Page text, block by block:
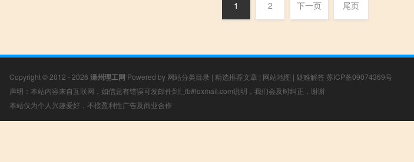
1 2 下一页 尾页
Copyright © 2012 - 2026 漳州理工网 Powered by 网站分类目录 | 精选推荐文章 | 网站地图 | 疑难解答 苏ICP备09074369号
声明：本站内容来自互联网，如信息有错误可发邮件到f_fb#foxmail.com说明，我们会及时纠正，谢谢
本站仅为个人兴趣爱好，不接盈利性广告及商业合作